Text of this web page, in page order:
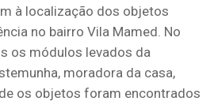
à localização dos objetos
no bairro Vila Mamed. No
os módulos levados da
moradora da casa,
os objetos foram encontrados